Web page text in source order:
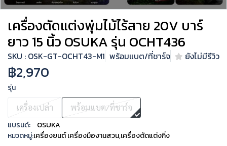
เครื่องตัดแต่งพุ่มไม้ไร้สาย 20V บาร์
ยาว 15 นิ้ว OSUKA รุ่น OCHT436
SKU : OSK-GT-OCHT43-M1 พร้อมแบต/ที่ชาร์จ ยังไม่มีรีวิว
฿2,970
รุ่น
เครื่องเปล่า
พร้อมแบต/ที่ชาร์จ
แบรนด์:
OSUKA
หมวดหมู่:เครื่องยนต์ เครื่องมืองานสวน,เครื่องตัดแต่งกิ่ง